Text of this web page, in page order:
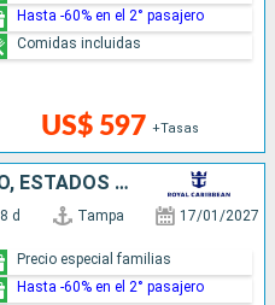
US$ 597 +Tasas
Hasta -60% en el 2° pasajero
Comidas incluidas
HONDURAS, BELICE, MÉXICO, ESTADOS UNIDOS
8 d Tampa 17/01/2027
Precio especial familias
Hasta -60% en el 2° pasajero